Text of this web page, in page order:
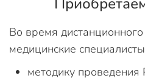
Во время
медицинские
методику проведения